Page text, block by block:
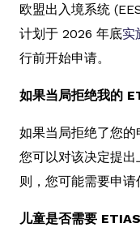
欧盟出入境系统
计划于 2026 年底实
行前开始申请。
如果当局拒绝我的
如果当局拒绝了您的
您可以对该决定提
则，您可能需要申请
儿童是否需要